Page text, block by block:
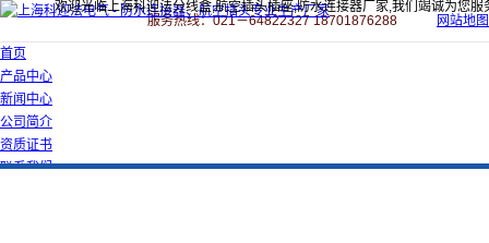
欢迎光临上海科迎法分线盒,航空插头插座,防水连接器厂家,我们竭诚为您服
服务热线：021－64822327 18701876288
网站地图
首页
产品中心
新闻中心
公司简介
资质证书
联系我们